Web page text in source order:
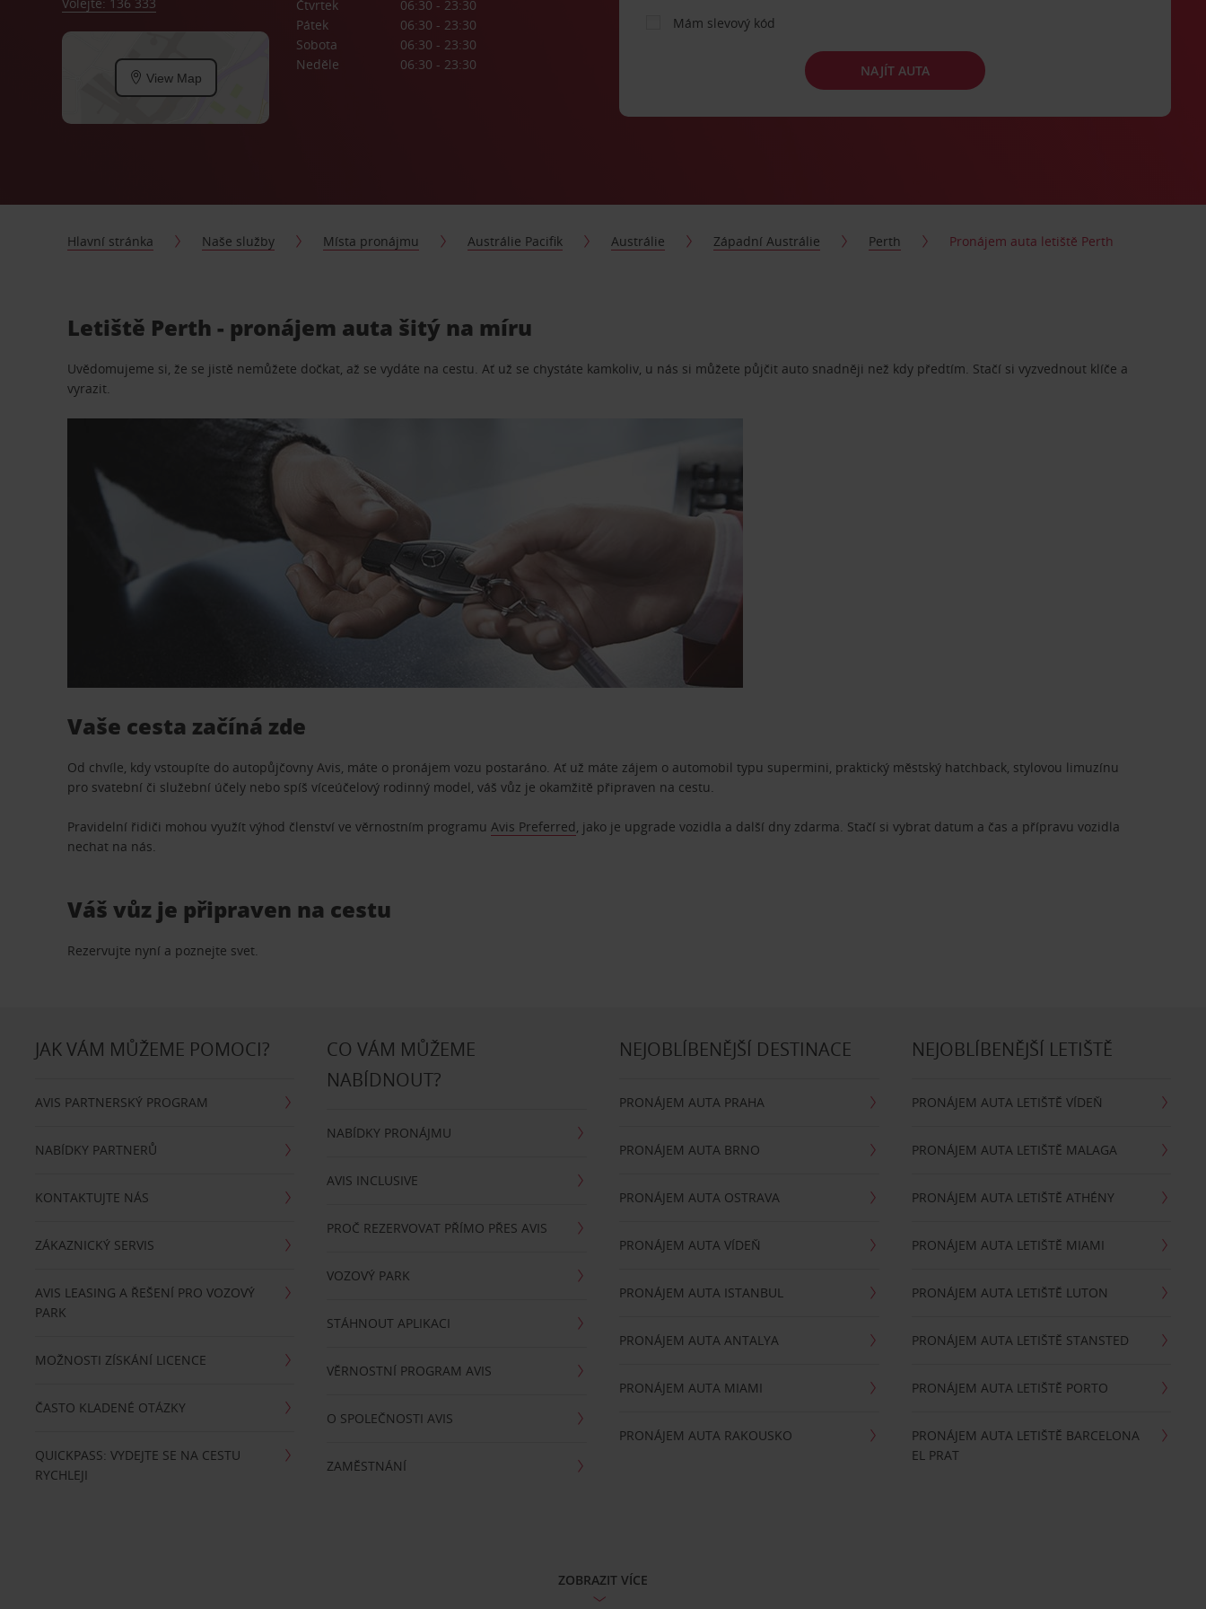
View Map
Čtvrtek
06:30 - 23:30
Pátek
06:30 - 23:30
Sobota
06:30 - 23:30
Neděle
06:30 - 23:30
Mám slevový kód
NAJÍT AUTA
Hlavní stránka Naše služby Místa pronájmu Austrálie Pacifik Austrálie Západní Austrálie Perth Pronájem auta letiště Perth
Letiště Perth - pronájem auta šitý na míru
Uvědomujeme si, že se jistě nemůžete dočkat, až se vydáte na cestu. Ať už se chystáte kamkoliv, u nás si můžete půjčit auto snadněji než kdy předtím. Stačí si vyzvednout klíče a
vyrazit.
Vaše cesta začíná zde
Od chvíle, kdy vstoupíte do autopůjčovny Avis, máte o pronájem vozu postaráno. Ať už máte zájem o automobil typu supermini, praktický městský hatchback, stylovou limuzínu
pro svatební či služební účely nebo spíš víceúčelový rodinný model, váš vůz je okamžitě připraven na cestu.
Pravidelní řidiči mohou využít výhod členství ve věrnostním programuAvis Preferred, jako je upgrade vozidla a další dny zdarma. Stačí si vybrat datum a čas a přípravu vozidla
nechat na nás.
Váš vůz je připraven na cestu
Rezervujte nyní a poznejte svet.
JAK VÁM MŮŽEME POMOCI?
AVIS PARTNERSKÝ PROGRAM
NABÍDKY PARTNERŮ
KONTAKTUJTE NÁS
ZÁKAZNICKÝ SERVIS
AVIS LEASING A ŘEŠENÍ PRO VOZOVÝ
PARK
MOŽNOSTI ZÍSKÁNÍ LICENCE
ČASTO KLADENÉ OTÁZKY
QUICKPASS: VYDEJTE SE NA CESTU
RYCHLEJI
CO VÁM MŮŽEME
NABÍDNOUT?
NABÍDKY PRONÁJMU
AVIS INCLUSIVE
PROČ REZERVOVAT PŘÍMO PŘES AVIS
VOZOVÝ PARK
STÁHNOUT APLIKACI
VĚRNOSTNÍ PROGRAM AVIS
O SPOLEČNOSTI AVIS
ZAMĚSTNÁNÍ
NEJOBLÍBENĚJŠÍ DESTINACE
PRONÁJEM AUTA PRAHA
PRONÁJEM AUTA BRNO
PRONÁJEM AUTA OSTRAVA
PRONÁJEM AUTA VÍDEŇ
PRONÁJEM AUTA ISTANBUL
PRONÁJEM AUTA ANTALYA
PRONÁJEM AUTA MIAMI
PRONÁJEM AUTA RAKOUSKO
NEJOBLÍBENĚJŠÍ LETIŠTĚ
PRONÁJEM AUTA LETIŠTĚ VÍDEŇ
PRONÁJEM AUTA LETIŠTĚ MALAGA
PRONÁJEM AUTA LETIŠTĚ ATHÉNY
PRONÁJEM AUTA LETIŠTĚ MIAMI
PRONÁJEM AUTA LETIŠTĚ LUTON
PRONÁJEM AUTA LETIŠTĚ STANSTED
PRONÁJEM AUTA LETIŠTĚ PORTO
PRONÁJEM AUTA LETIŠTĚ BARCELONA
EL PRAT
ZOBRAZIT VÍCE